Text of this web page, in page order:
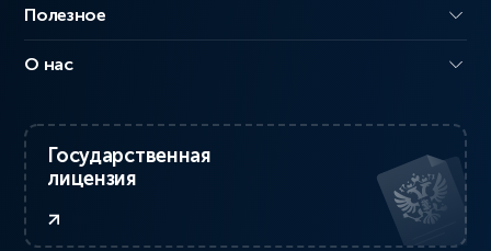
Полезное
О нас
Государственная
лицензия